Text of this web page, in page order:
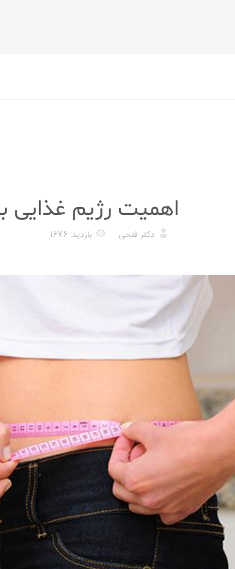
اهمیت رژیم غذایی
دکتر فتحی بازدید: 1676